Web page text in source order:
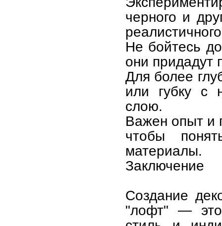
черного и
Не бойтесь
они придадут
Для более
или губку с
слою.
Важен опыт и
чтобы
материалы.
Заключение
Создание
"лофт" — это